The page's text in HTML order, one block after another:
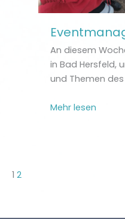
An diesem
in Bad Hersfeld,
und Themen
Mehr lesen
1 2